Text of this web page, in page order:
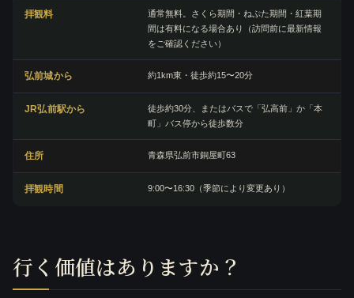
拝観料
通常無料。さくら期間・ねぷた期間・紅葉期
間は有料になる場合あり（訪問前に最新情報
をご確認ください）
弘前城から 約1km東・徒歩約15〜20分
JR弘前駅から
徒歩約30分、またはバスで「弘高前」か「本
町」バス停から徒歩数分
住所 青森県弘前市銅屋町63
拝観時間 9:00〜16:30（季節により変更あり）
行く価値はありますか？